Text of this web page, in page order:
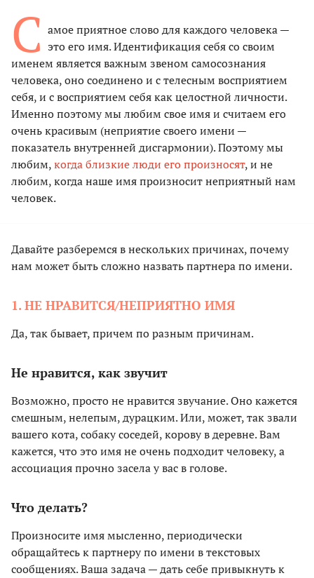
С амое приятное слово для каждого человека —
это его имя. Идентификация себя со своим
именем является важным звеном самосознания
человека, оно соединено и с телесным восприятием
себя, и с восприятием себя как целостной личности.
Именно поэтому мы любим свое имя и считаем его
очень красивым (неприятие своего имени —
показатель внутренней дисгармонии). Поэтому мы
любим,когда близкие люди его произносят, и не
любим, когда наше имя произносит неприятный нам
человек.
Давайте разберемся в нескольких причинах, почему
нам может быть сложно назвать партнера по имени.
1. НЕ НРАВИТСЯ/НЕПРИЯТНО ИМЯ
Да, так бывает, причем по разным причинам.
Не нравится, как звучит
Возможно, просто не нравится звучание. Оно кажется
смешным, нелепым, дурацким. Или, может, так звали
вашего кота, собаку соседей, корову в деревне. Вам
кажется, что это имя не очень подходит человеку, а
ассоциация прочно засела у вас в голове.
Что делать?
Произносите имя мысленно, периодически
обращайтесь к партнеру по имени в текстовых
сообщениях. Ваша задача — дать себе привыкнуть к